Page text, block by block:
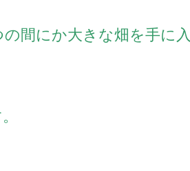
の間にか大きな畑を手に入